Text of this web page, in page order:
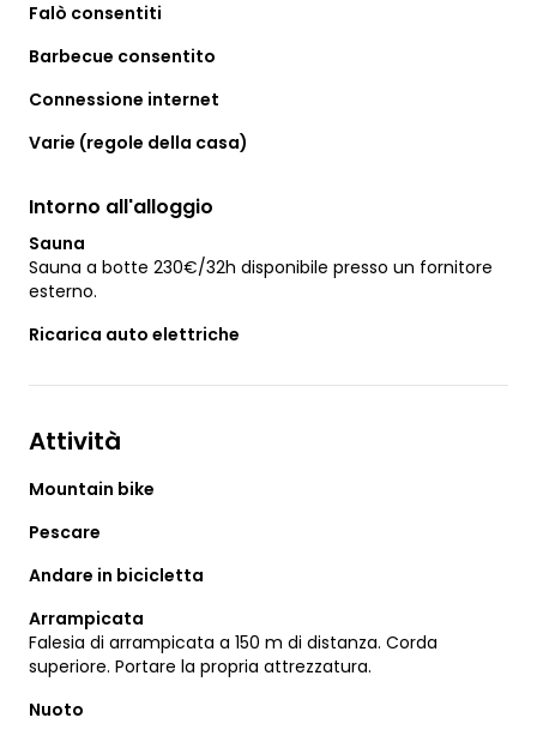
Falò consentiti
Barbecue consentito
Connessione internet
Varie (regole della casa)
Intorno all'alloggio
Sauna
Sauna a botte 230€/32h disponibile presso un fornitore
esterno.
Ricarica auto elettriche
Attività
Mountain bike
Pescare
Andare in bicicletta
Arrampicata
Falesia di arrampicata a 150 m di distanza. Corda
superiore. Portare la propria attrezzatura.
Nuoto